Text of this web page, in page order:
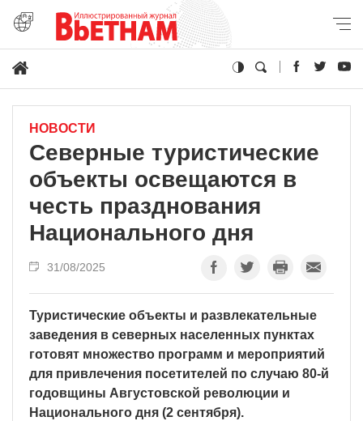
НОВОСТИ
Северные туристические
объекты освещаются в
честь празднования
Национального дня
31/08/2025
Туристические объекты и развлекательные
заведения в северных населенных пунктах
готовят множество программ и мероприятий
для привлечения посетителей по случаю 80-й
годовщины Августовской революции и
Национального дня (2 сентября).